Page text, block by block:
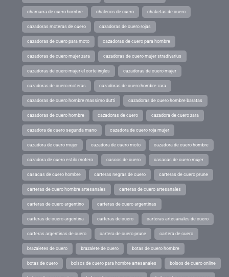
chamarra de cuero hombre chalecos de cuero chaketas de cuero
cazadoras moteras de cuero cazadoras de cuero rojas
cazadoras de cuero para moto cazadoras de cuero para hombre
cazadoras de cuero mujer zara cazadoras de cuero mujer stradivarius
cazadoras de cuero mujer el corte ingles cazadoras de cuero mujer
cazadoras de cuero moteras cazadoras de cuero hombre zara
cazadoras de cuero hombre massimo dutti cazadoras de cuero hombre baratas
cazadoras de cuero hombre cazadoras de cuero cazadora de cuero zara
cazadora de cuero segunda mano cazadora de cuero roja mujer
cazadora de cuero mujer cazadora de cuero moto cazadora de cuero hombre
cazadora de cuero estilo motero cascos de cuero casacas de cuero mujer
casacas de cuero hombre carteras negras de cuero carteras de cuero prune
carteras de cuero hombre artesanales carteras de cuero artesanales
carteras de cuero argentino carteras de cuero argentinas
carteras de cuero argentina carteras de cuero carteras artesanales de cuero
carteras argentinas de cuero cartera de cuero prune cartera de cuero
brazaletes de cuero brazalete de cuero botas de cuero hombre
botas de cuero bolsos de cuero para hombre artesanales bolsos de cuero online